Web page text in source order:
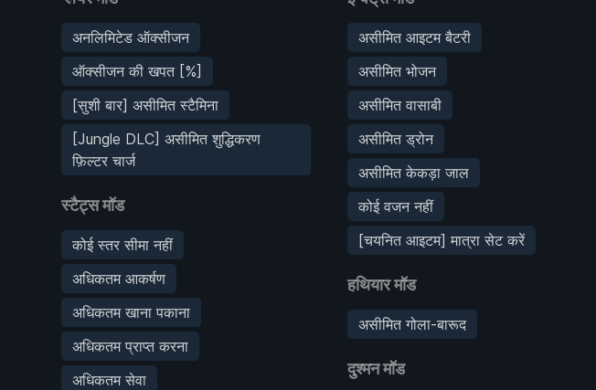
अनलिमिटेड ऑक्सीजन
ऑक्सीजन की खपत [%]
[सुशी बार] असीमित स्टैमिना
[Jungle DLC] असीमित शुद्धिकरण
फ़िल्टर चार्ज
स्टैट्स मॉड
कोई स्तर सीमा नहीं
अधिकतम आकर्षण
अधिकतम खाना पकाना
अधिकतम प्राप्त करना
अधिकतम सेवा
असीमित आइटम बैटरी
असीमित भोजन
असीमित वासाबी
असीमित ड्रोन
असीमित केकड़ा जाल
कोई वजन नहीं
[चयनित आइटम] मात्रा सेट करें
हथियार मॉड
असीमित गोला-बारूद
दुश्मन मॉड